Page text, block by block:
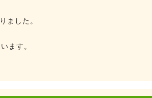
ました。
ます。